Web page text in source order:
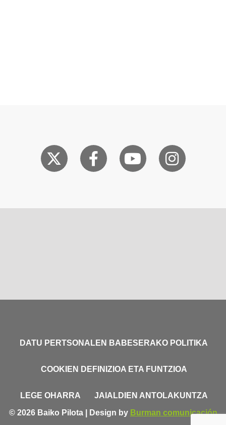
DATU PERTSONALEN BABESERAKO POLITIKA
COOKIEN DEFINIZIOA ETA FUNTZIOA
LEGE OHARRA
JAIALDIEN ANTOLAKUNTZA
© 2026 Baiko Pilota | Design by Burman comunicación